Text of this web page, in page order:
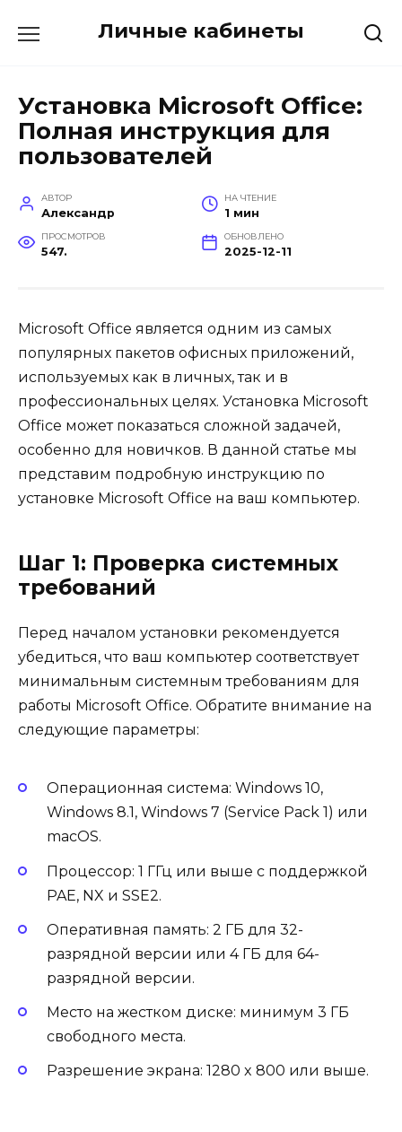
Личные кабинеты
Установка Microsoft Office:
Полная инструкция для
пользователей
АВТОР
Александр
НА ЧТЕНИЕ
1 мин
ПРОСМОТРОВ
547.
ОБНОВЛЕНО
2025-12-11
Microsoft Office является одним из самых
популярных пакетов офисных приложений,
используемых как в личных, так и в
профессиональных целях. Установка Microsoft
Office может показаться сложной задачей,
особенно для новичков. В данной статье мы
представим подробную инструкцию по
установке Microsoft Office на ваш компьютер.
Шаг 1: Проверка системных
требований
Перед началом установки рекомендуется
убедиться, что ваш компьютер соответствует
минимальным системным требованиям для
работы Microsoft Office. Обратите внимание на
следующие параметры:
Операционная система: Windows 10,
Windows 8.1, Windows 7 (Service Pack 1) или
macOS.
Процессор: 1 ГГц или выше с поддержкой
PAE, NX и SSE2.
Оперативная память: 2 ГБ для 32-
разрядной версии или 4 ГБ для 64-
разрядной версии.
Место на жестком диске: минимум 3 ГБ
свободного места.
Разрешение экрана: 1280 x 800 или выше.